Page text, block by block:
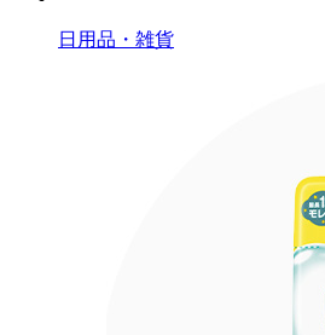
日用品・雑貨